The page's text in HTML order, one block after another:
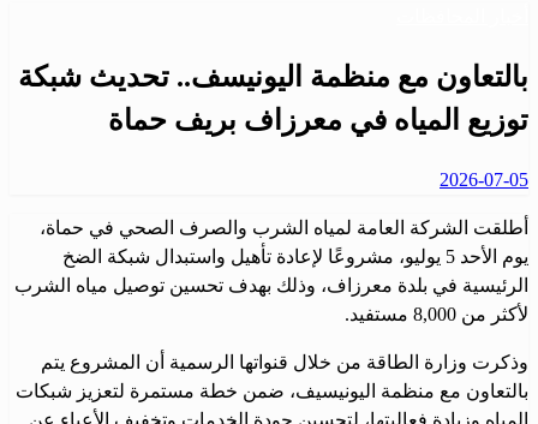
بالتعاون مع منظمة اليونيسف.. تحديث شبكة
توزيع المياه في معرزاف بريف حماة
نُشر
2026-07-05
أطلقت الشركة العامة لمياه الشرب والصرف الصحي في حماة،
يوم الأحد 5 يوليو، مشروعًا لإعادة تأهيل واستبدال شبكة الضخ
الرئيسية في بلدة معرزاف، وذلك بهدف تحسين توصيل مياه الشرب
لأكثر من 8,000 مستفيد.
وذكرت وزارة الطاقة من خلال قنواتها الرسمية أن المشروع يتم
بالتعاون مع منظمة اليونيسيف، ضمن خطة مستمرة لتعزيز شبكات
المياه وزيادة فعاليتها، لتحسين جودة الخدمات وتخفيف الأعباء عن